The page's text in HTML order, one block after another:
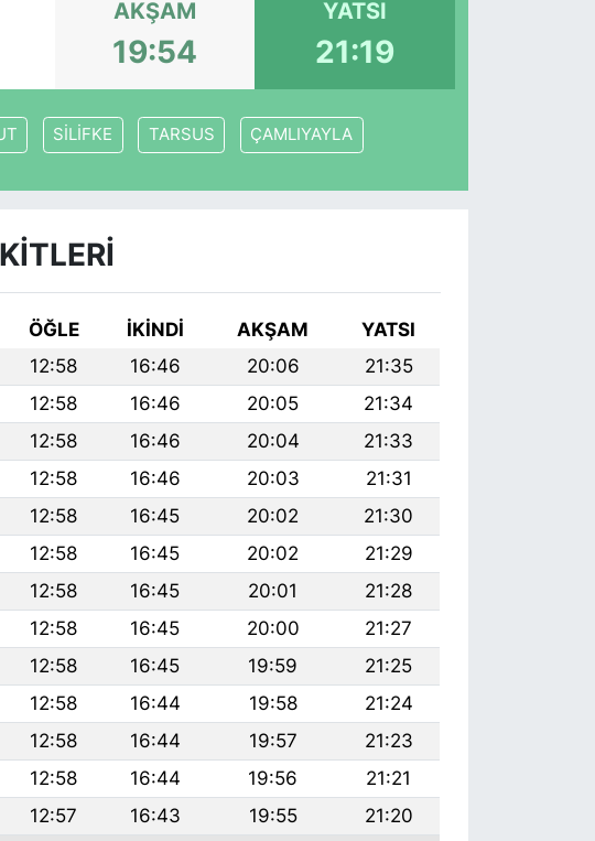
AKŞAM
19:54
YATSI
21:19
SİLİFKE TARSUS ÇAMLIYAYLA
ÖĞLE İKINDI AKŞAM
YATSI
12:58 16:46 20:06
21:35
12:58 16:46 20:05
21:34
12:58 16:46 20:04
21:33
12:58 16:46 20:03
21:31
12:58 16:45 20:02
21:30
12:58 16:45 20:02
21:29
12:58 16:45 20:01
21:28
12:58 16:45 20:00
21:27
12:58 16:45 19:59
21:25
12:58 16:44 19:58
21:24
12:58 16:44 19:57
21:23
12:58 16:44 19:56
21:21
12:57 16:43 19:55
21:20